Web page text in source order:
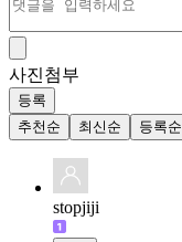
사진첨부
등록
추천순
최신순 등록순
stopjiji